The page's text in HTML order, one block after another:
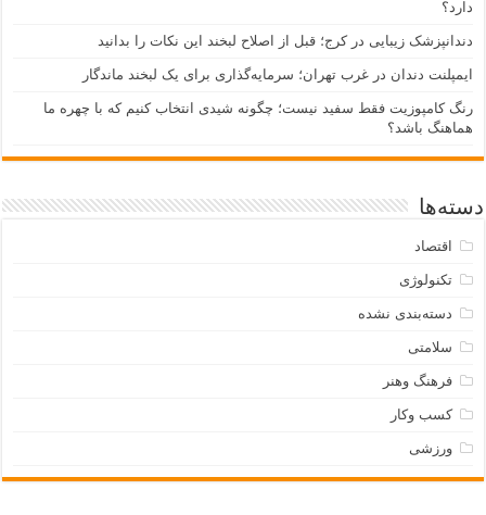
دارد؟
دندانپزشک زیبایی در کرج؛ قبل از اصلاح لبخند این نکات را بدانید
ایمپلنت دندان در غرب تهران؛ سرمایه‌گذاری برای یک لبخند ماندگار
رنگ کامپوزیت فقط سفید نیست؛ چگونه شیدی انتخاب کنیم که با چهره ما
هماهنگ باشد؟
دسته‌ها
اقتصاد
تکنولوژی
دسته‌بندی نشده
سلامتی
فرهنگ وهنر
کسب وکار
ورزشی